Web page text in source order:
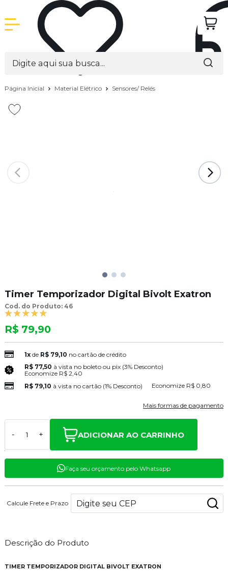
Página Inicial Material Elétrico Sensores/ Relés
Timer Temporizador Digital Bivolt Exatron
Cod. do Produto: 46
R$ 79,90
1xde R$ 79,10 no cartão de crédito
R$ 77,50 à vista no boleto ou pix (3% Desconto)
Economize R$ 2,40
R$ 79,10 à vista no cartão (1% Desconto) Economize R$ 0,80
Mais formas de pagamento
- + ADICIONAR AO CARRINHO
Faça seu orçamento pelo Whatsapp
Calcule Frete e Prazo
Descrição do Produto
TIMER TEMPORIZADOR DIGITAL BIVOLT EXATRON